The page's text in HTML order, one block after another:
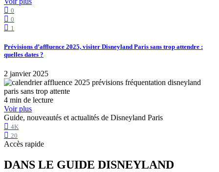
0
0
1
Prévisions d’affluence 2025, visiter Disneyland Paris sans trop attendre :
quelles dates ?
2 janvier 2025
4 min de lecture
Voir plus
Guide, nouveautés et actualités de Disneyland Paris
4K
20
Accès rapide
DANS LE GUIDE DISNEYLAND